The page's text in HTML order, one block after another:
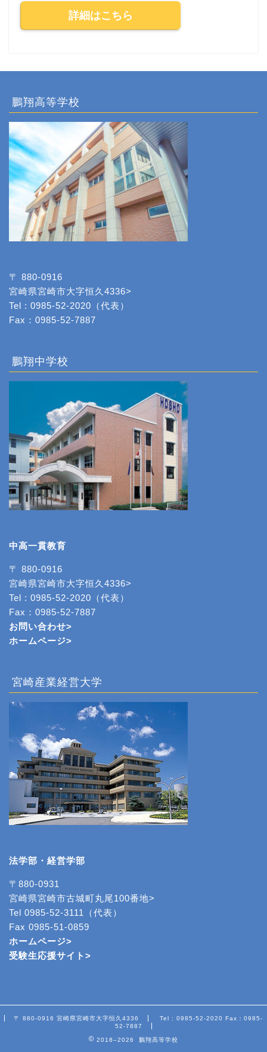
詳細はこちら
鵬翔高等学校
〒 880-0916
宮崎県宮崎市大字恒久4336>
Tel : 0985-52-2020（代表）
Fax：0985-52-7887
鵬翔中学校
中高一貫教育
〒 880-0916
宮崎県宮崎市大字恒久4336>
Tel : 0985-52-2020（代表）
Fax：0985-52-7887
お問い合わせ>
ホームページ>
宮崎産業経営大学
法学部・経営学部
〒880-0931
宮崎県宮崎市古城町丸尾100番地>
Tel 0985-52-3111（代表）
Fax 0985-51-0859
ホームページ>
受験生応援サイト>
〒 880-0916 宮崎県宮崎市大字恒久4336
Tel : 0985-52-2020 Fax：0985-
52-7887
2018–2026 鵬翔高等学校